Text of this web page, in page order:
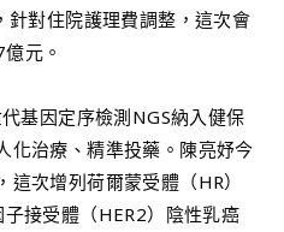
對住院護理費調整，這次會
元。
基因定序檢測NGS納入健保
化治療、精準投藥。陳亮妤今
次增列荷爾蒙受體（HR）
接受體（HER2）陰性乳癌